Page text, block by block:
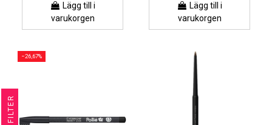
Lägg till i
varukorgen
Lägg till i
varukorgen
−26,67%
R